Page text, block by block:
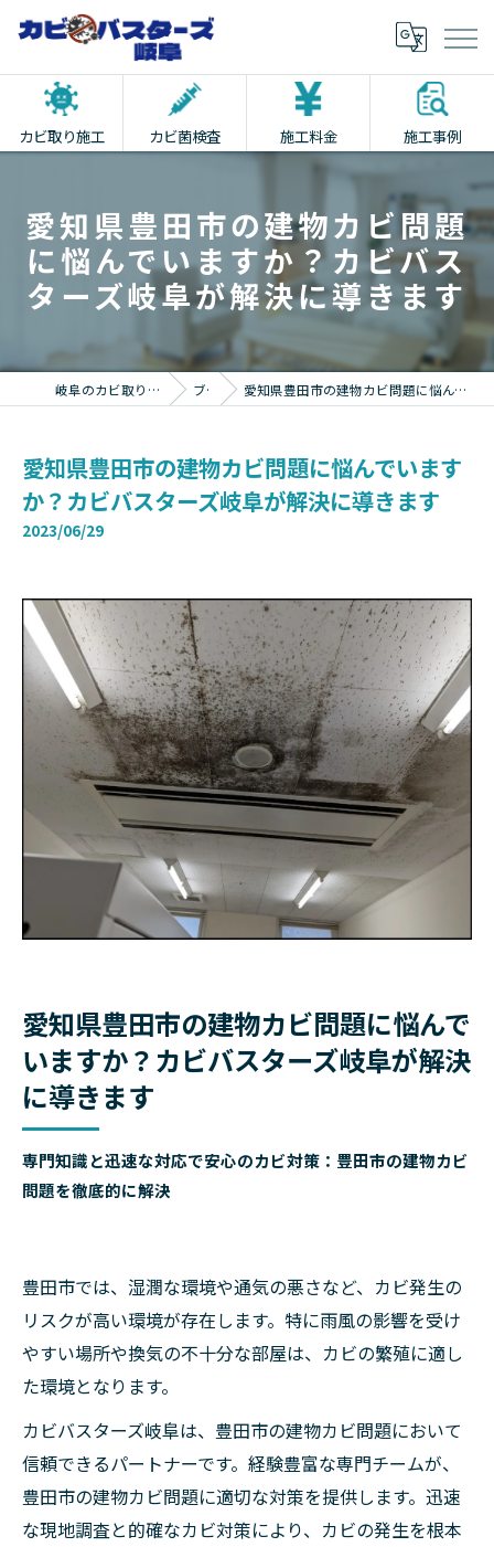
カビ取り施工 カビ菌検査 施工料金 施工事例
愛知県豊田市の建物カビ問題
に悩んでいますか？カビバス
ターズ岐阜が解決に導きます
岐阜のカビ取りならカビバスターズ岐阜 ブログ 愛知県豊田市の建物カビ問題に悩んでいますか？カビバスターズ岐阜が解決に導きます
愛知県豊田市の建物カビ問題に悩んでいます
か？カビバスターズ岐阜が解決に導きます
2023/06/29
愛知県豊田市の建物カビ問題に悩んで
いますか？カビバスターズ岐阜が解決
に導きます
専門知識と迅速な対応で安心のカビ対策：豊田市の建物カビ
問題を徹底的に解決
豊田市では、湿潤な環境や通気の悪さなど、カビ発生の
リスクが高い環境が存在します。特に雨風の影響を受け
やすい場所や換気の不十分な部屋は、カビの繁殖に適し
た環境となります。
カビバスターズ岐阜は、豊田市の建物カビ問題において
信頼できるパートナーです。経験豊富な専門チームが、
豊田市の建物カビ問題に適切な対策を提供します。迅速
な現地調査と的確なカビ対策により、カビの発生を根本